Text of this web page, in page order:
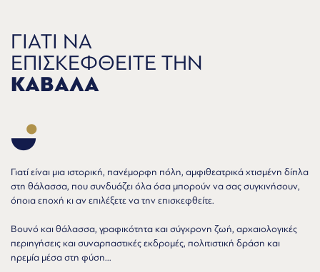
ΓΙΑΤΙ ΝΑ
ΕΠΙΣΚΕΦΘΕΙΤΕ ΤΗΝ
ΚΑΒΑΛΑ
Γιατί είναι μια ιστορική, πανέμορφη πόλη, αμφιθεατρικά χτισμένη δίπλα
στη θάλασσα, που συνδυάζει όλα όσα μπορούν να σας συγκινήσουν,
όποια εποχή κι αν επιλέξετε να την επισκεφθείτε.
Βουνό και θάλασσα, γραφικότητα και σύγχρονη ζωή, αρχαιολογικές
περιηγήσεις και συναρπαστικές εκδρομές, πολιτιστική δράση και
ηρεμία μέσα στη φύση...